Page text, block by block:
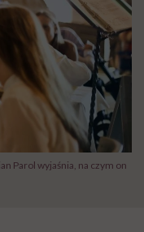
Parol wyjaśnia, na czym on